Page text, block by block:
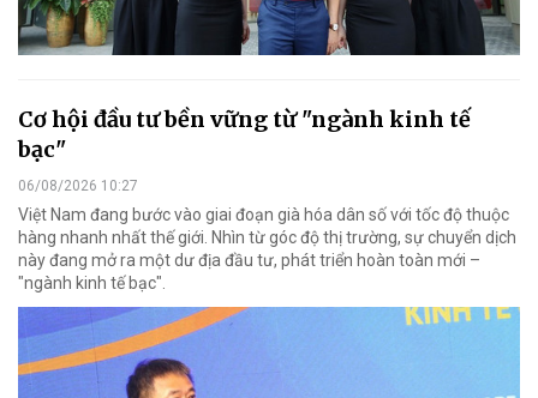
Cơ hội đầu tư bền vững từ "ngành kinh tế
bạc"
06/08/2026 10:27
Việt Nam đang bước vào giai đoạn già hóa dân số với tốc độ thuộc
hàng nhanh nhất thế giới. Nhìn từ góc độ thị trường, sự chuyển dịch
này đang mở ra một dư địa đầu tư, phát triển hoàn toàn mới –
"ngành kinh tế bạc".